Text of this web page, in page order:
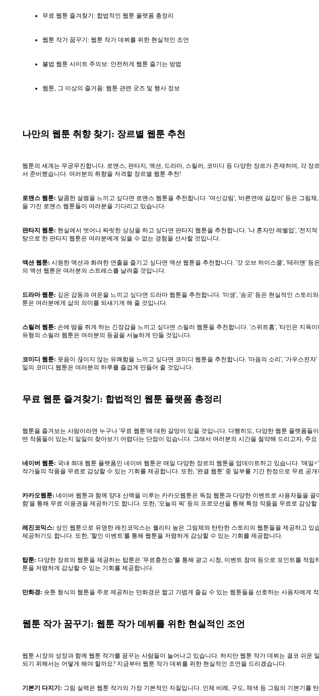
무료 웹툰 즐겨찾기: 합법적인 웹툰 플랫폼 총정리
웹툰 작가 꿈꾸기: 웹툰 작가 데뷔를 위한 현실적인 조언
불법 웹툰 사이트 주의보: 안전하게 웹툰 즐기는 방법
웹툰, 그 이상의 즐거움: 웹툰 관련 굿즈 및 행사 정보
나만의 웹툰 취향 찾기: 장르별 웹툰 추천
웹툰의 세계는 무궁무진합니다. 로맨스, 판타지, 액션, 드라마, 스릴러, 코미디 등 다양한 장르가 존재하며, 각
서 준비했습니다. 여러분의 취향을 저격할 장르별 웹툰 추천!
로맨스 웹툰: 달콤한 설렘을 느끼고 싶다면 로맨스 웹툰을 추천합니다. '여신강림', '바른연애 길잡이' 등은 그림
을 가진 로맨스 웹툰들이 여러분을 기다리고 있습니다.
판타지 웹툰: 현실에서 벗어나 짜릿한 상상을 하고 싶다면 판타지 웹툰을 추천합니다. '나 혼자만 레벨업', '전
탕으로 한 판타지 웹툰은 여러분에게 잊을 수 없는 경험을 선사할 것입니다.
액션 웹툰: 시원한 액션과 화려한 연출을 즐기고 싶다면 액션 웹툰을 추천합니다. '갓 오브 하이스쿨', '테러맨'
의 액션 웹툰은 여러분의 스트레스를 날려줄 것입니다.
드라마 웹툰: 깊은 감동과 여운을 느끼고 싶다면 드라마 웹툰을 추천합니다. '미생', '송곳' 등은 현실적인 스토
툰은 여러분에게 삶의 의미를 되새기게 해 줄 것입니다.
스릴러 웹툰: 손에 땀을 쥐게 하는 긴장감을 느끼고 싶다면 스릴러 웹툰을 추천합니다. '스위트홈', '타인은 지
유형의 스릴러 웹툰은 여러분의 등골을 서늘하게 만들 것입니다.
코미디 웹툰: 웃음이 끊이지 않는 유쾌함을 느끼고 싶다면 코미디 웹툰을 추천합니다. '마음의 소리', '가우스전
일의 코미디 웹툰은 여러분의 하루를 즐겁게 만들어 줄 것입니다.
무료 웹툰 즐겨찾기: 합법적인 웹툰 플랫폼 총정리
웹툰을 즐겨보는 사람이라면 누구나 '무료 웹툰'에 대한 갈망이 있을 것입니다. 다행히도, 다양한 웹툰 플랫폼
떤 작품들이 있는지 일일이 찾아보기 어렵다는 단점이 있습니다. 그래서 여러분의 시간을 절약해 드리고자, 주
네이버 웹툰: 국내 최대 웹툰 플랫폼인 네이버 웹툰은 매일 다양한 장르의 웹툰을 업데이트하고 있습니다. '매
작가들의 작품을 무료로 감상할 수 있는 기회를 제공합니다. 또한, '완결 웹툰' 중 일부를 기간 한정으로 무료 공개
카카오웹툰: 네이버 웹툰과 함께 양대 산맥을 이루는 카카오웹툰은 독점 웹툰과 다양한 이벤트로 사용자들을
함'을 통해 무료 이용권을 제공하기도 합니다. 또한, '오늘의 픽' 등의 프로모션을 통해 특정 작품을 무료로 감상할
레진코믹스: 성인 웹툰으로 유명한 레진코믹스는 퀄리티 높은 그림체와 탄탄한 스토리의 웹툰들을 제공하고
제공하기도 합니다. 또한, '할인 이벤트'를 통해 웹툰을 저렴하게 감상할 수 있는 기회를 제공합니다.
탑툰: 다양한 장르의 웹툰을 제공하는 탑툰은 '무료충전소'를 통해 광고 시청, 이벤트 참여 등으로 포인트를 적
툰을 저렴하게 감상할 수 있는 기회를 제공합니다.
만화경: 숏툰 형식의 웹툰을 주로 제공하는 만화경은 짧고 가볍게 즐길 수 있는 웹툰들을 선호하는 사용자에게
웹툰 작가 꿈꾸기: 웹툰 작가 데뷔를 위한 현실적인 조언
웹툰 시장의 성장과 함께 웹툰 작가를 꿈꾸는 사람들이 늘어나고 있습니다. 하지만 웹툰 작가 데뷔는 결코 쉬
되기 위해서는 어떻게 해야 할까요? 지금부터 웹툰 작가 데뷔를 위한 현실적인 조언을 드리겠습니다.
기본기 다지기: 그림 실력은 웹툰 작가의 가장 기본적인 자질입니다. 인체 비례, 구도, 채색 등 그림의 기본기를